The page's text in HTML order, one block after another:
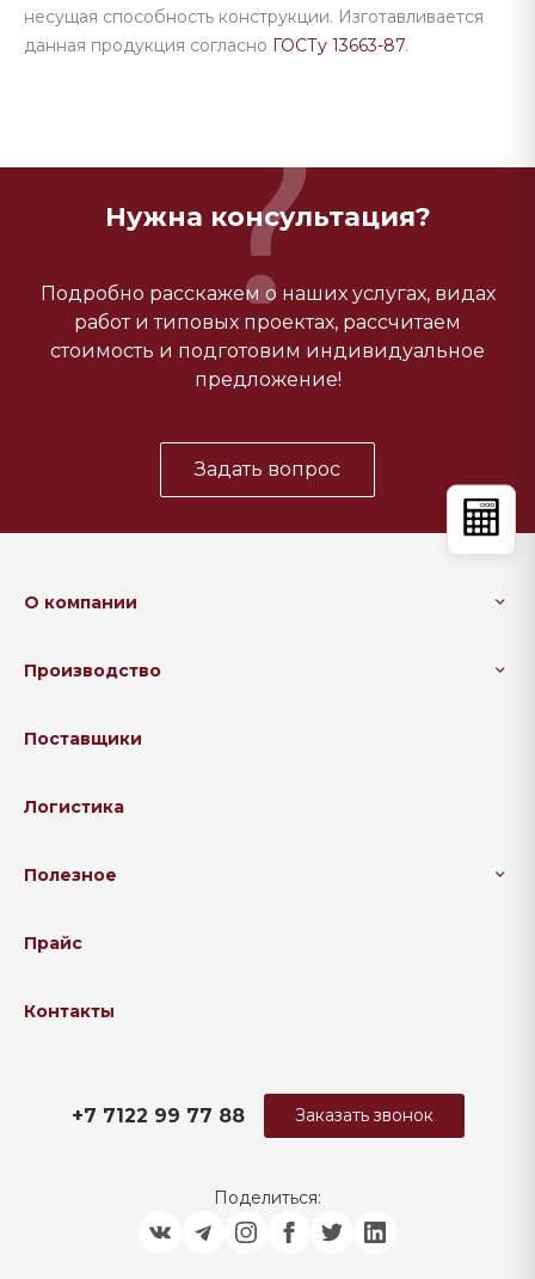
несущая способность конструкции. Изготавливается
данная продукция согласно ГОСТу 13663-87.
Нужна консультация?
Подробно расскажем о наших услугах, видах
работ и типовых проектах, рассчитаем
стоимость и подготовим индивидуальное
предложение!
Задать вопрос
О компании
Производство
Поставщики
Логистика
Полезное
Прайс
Контакты
+7 7122 99 77 88 Заказать звонок
Поделиться: